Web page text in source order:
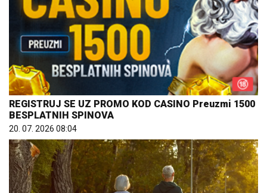
REGISTRUJ SE UZ PROMO KOD CASINO Preuzmi 1500
BESPLATNIH SPINOVA
20. 07. 2026 08:04